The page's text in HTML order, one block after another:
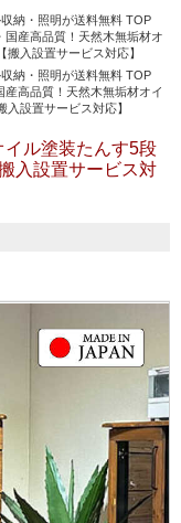
納・照明が送料無料 TOP
国産高品質！天然木無垢材オ
入設置サービス対応】
納・照明が送料無料 TOP
産高品質！天然木無垢材オイ
設置サービス対応】
ル塗装たんす5段
入設置サービス対